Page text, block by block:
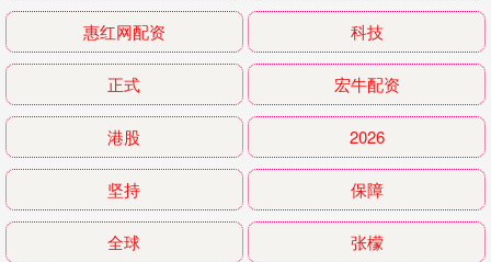
惠红网配资 科技
正式 宏牛配资
港股 2026
坚持 保障
全球 张檬